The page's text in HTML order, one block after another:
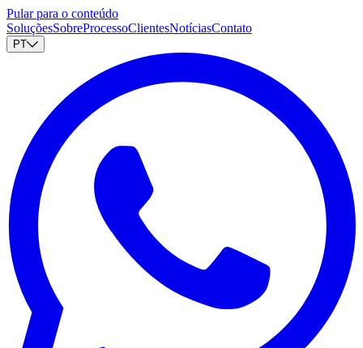
Pular para o conteúdo
SoluçõesSobreProcessoClientesNotíciasContato
PT